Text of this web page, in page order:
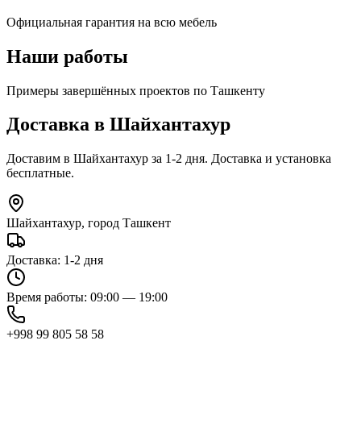
Официальная гарантия на всю мебель
Наши работы
Примеры завершённых проектов по Ташкенту
Доставка в Шайхантахур
Доставим в Шайхантахур за 1-2 дня. Доставка и установка
бесплатные.
Шайхантахур, город Ташкент
Доставка: 1-2 дня
Время работы: 09:00 — 19:00
+998 99 805 58 58